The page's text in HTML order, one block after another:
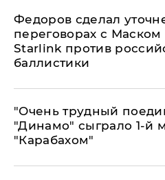
Федоров сделал
переговорах с
Starlink против
баллистики
"Очень трудный
"Динамо" сыграло 1-й
"Карабахом"